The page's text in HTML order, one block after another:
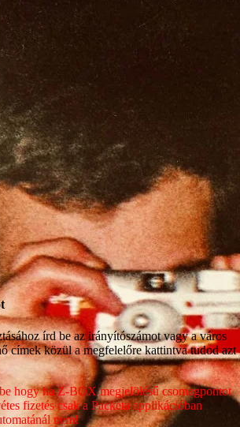
írd be az irányítószámot vagy a város
címek közül a megfelelőre kattintva tudod azt
hogy ha Z-BOX megjelölésű csomagpontot
fizetés csak a Packeta applikációban
nem!